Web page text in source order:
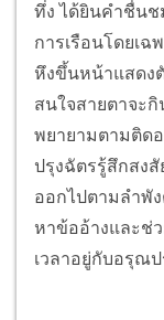
ทึ่ง ได้ยินคำชื่นช
การเรือนโดยเฉ
หึงขึ้นหน้าแสดง
สนใจสายตาจะ
พยายามตามติด
ปรุงฉัตรรู้สึกสง
ออกไปตามลำพั
หาข้ออ้างและช่
เวลาอยู่กับอรุณป